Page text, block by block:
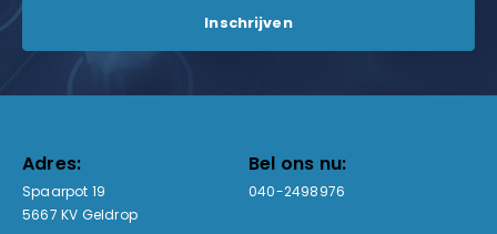
Adres:
Spaarpot 19
5667 KV Geldrop
Bel ons nu:
040-2498976